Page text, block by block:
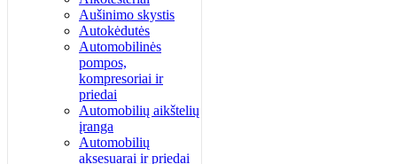
Aušinimo skystis
Autokėdutės
Automobilinės
pompos,
kompresoriai ir
priedai
Automobilių aikštelių
įranga
Automobilių
aksesuarai ir priedai